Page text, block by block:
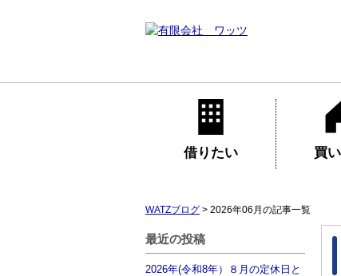
借りたい 買
WATZブログ > 2026年06月の記事一覧
最近の投稿
2026年(令和8年）８月の定休日と